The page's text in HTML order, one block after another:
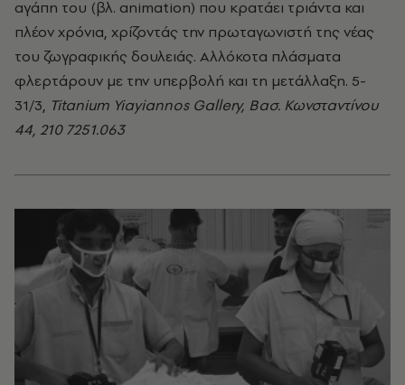
αγάπη του (βλ. animation) που κρατάει τριάντα και
πλέον χρόνια, χρίζοντάς την πρωταγωνιστή της νέας
του ζωγραφικής δουλειάς. Αλλόκοτα πλάσματα
φλερτάρουν με την υπερβολή και τη μετάλλαξη. 5-
31/3, Titanium Yiayiannos Gallery, Βασ. Κωνσταντίνου
44, 210 7251.063